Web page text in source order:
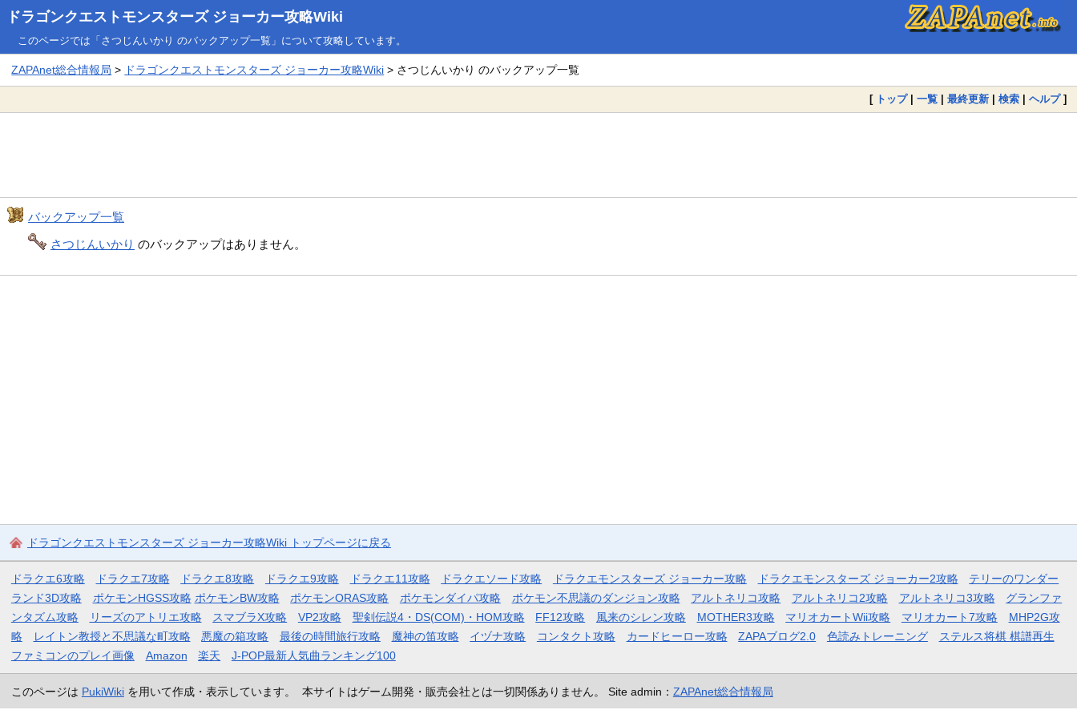
ドラゴンクエストモンスターズ ジョーカー攻略Wiki
このページでは「さつじんいかり のバックアップ一覧」について攻略しています。
ZAPAnet総合情報局 > ドラゴンクエストモンスターズ ジョーカー攻略Wiki > さつじんいかり のバックアップ一覧
[ トップ| 一覧 | 最終更新 | 検索 | ヘルプ]
バックアップ一覧
さつじんいかり のバックアップはありません。
ドラゴンクエストモンスターズ ジョーカー攻略Wiki トップページに戻る
ドラクエ6攻略 ドラクエ7攻略 ドラクエ8攻略 ドラクエ9攻略 ドラクエ11攻略 ドラクエソード攻略 ドラクエモンスターズ ジョーカー攻略 ドラクエモンスターズ ジョーカー2攻略
テリーのワンダー
ランド3D攻略
ポケモンHGSS攻略 ポケモンBW攻略 ポケモンORAS攻略 ポケモンダイパ攻略 ポケモン不思議のダンジョン攻略 アルトネリコ攻略 アルトネリコ2攻略 アルトネリコ3攻略
グランファ
ンタズム攻略
リーズのアトリエ攻略 スマブラX攻略 VP2攻略 聖剣伝説4・DS(COM)・HOM攻略 FF12攻略 風来のシレン攻略 MOTHER3攻略 マリオカートWii攻略 マリオカート7攻略
MHP2G攻
略
レイトン教授と不思議な町攻略 悪魔の箱攻略 最後の時間旅行攻略 魔神の笛攻略 イヅナ攻略 コンタクト攻略 カードヒーロー攻略 ZAPAブログ2.0 色読みトレーニング
ステルス将棋 棋譜再生
ファミコンのプレイ画像
Amazon 楽天 J-POP最新人気曲ランキング100
このページは PukiWikiを用いて作成・表示しています。 本サイトはゲーム開発・販売会社とは一切関係ありません。 Site admin： ZAPAnet総合情報局